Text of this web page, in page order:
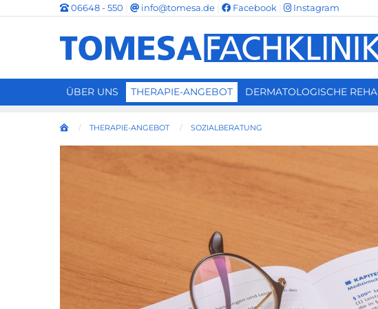
06648 - 550 info@tomesa.de Facebook Instagram
STARTSEITE
ÜBER UNS THERAPIE-ANGEBOT DERMATOLOGISCHE REHA
THERAPIE-ANGEBOT SOZIALBERATUNG